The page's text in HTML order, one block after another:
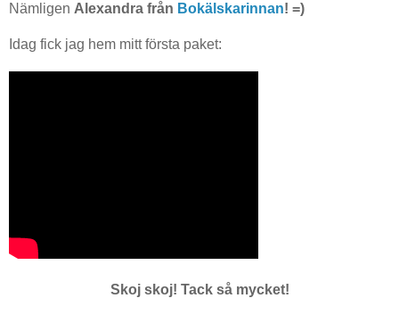
Nämligen Alexandra från Bokälskarinnan! =)
Idag fick jag hem mitt första paket:
Skoj skoj! Tack så mycket!